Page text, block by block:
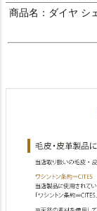
商品名：ダイヤ シ